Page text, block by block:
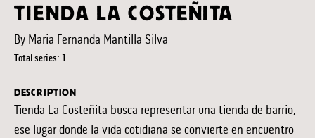
TIENDA LA COSTEÑITA
By Maria Fernanda Mantilla Silva
Total series: 1
DESCRIPTION
Tienda La Costeñita busca representar una tienda de barrio,
ese lugar donde la vida cotidiana se convierte en encuentro